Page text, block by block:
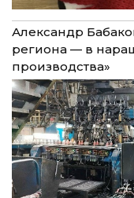
Александр
региона — в
производства»